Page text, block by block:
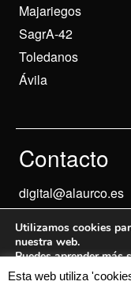
Majariegos
SagrA-42
Toledanos
Ávila
Contacto
digital@alaurco.es
Esta web utiliza
Utilizamos cookies
nuestra web.
Puedes aprender más
desactivarlas en los